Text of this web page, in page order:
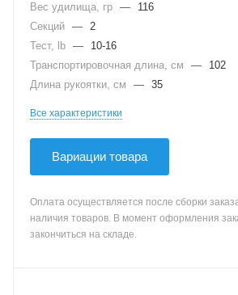
Вес удилища, гр —
116
Секций — 2
Тест, lb —
10-16
Транспортировочная длина, см
—
102
Длина рукоятки, см
— 35
Все характеристики
Вариации товара
Оплата осуществляется после сборки
наличия товаров. В момент оформления
закончиться на складе.